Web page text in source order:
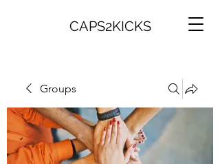
CAPS2KICKS
Groups